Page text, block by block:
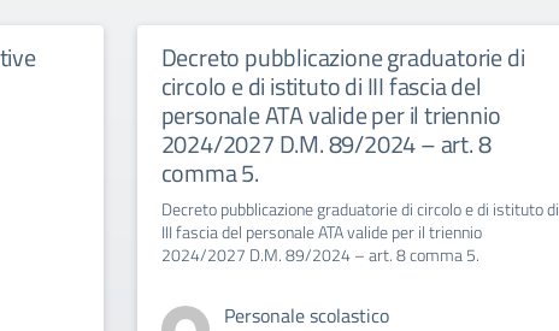
Decreto pubblicazione graduatorie di
circolo e di istituto di III fascia del
personale ATA valide per il triennio
2024/2027 D.M. 89/2024 – art. 8
comma 5.
Decreto pubblicazione graduatorie di circolo e di istituto di
III fascia del personale ATA valide per il triennio
2024/2027 D.M. 89/2024 – art. 8 comma 5.
Personale scolastico